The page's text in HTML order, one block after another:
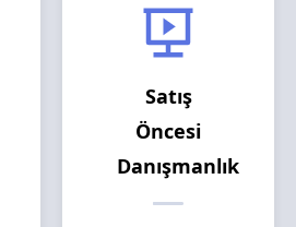
Satış
Öncesi
Danışmanlık